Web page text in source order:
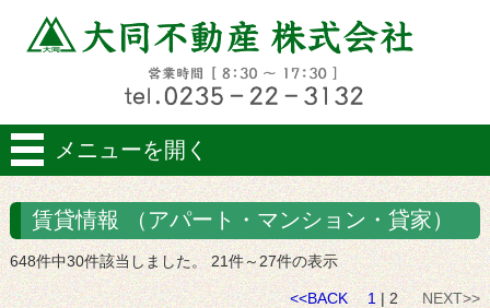
メニューを開く
賃貸情報 （アパート・マンション・貸家）
648件中30件該当しました。 21件～27件の表示
<<BACK 1| 2NEXT>>